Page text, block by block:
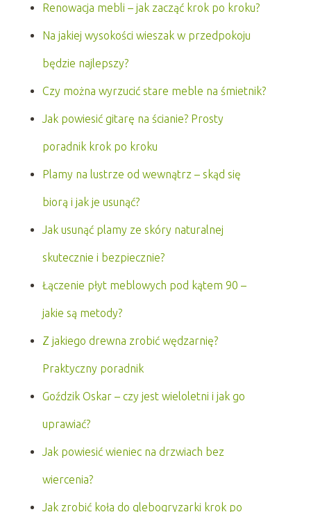
Renowacja mebli – jak zacząć krok po kroku?
Na jakiej wysokości wieszak w przedpokoju
będzie najlepszy?
Czy można wyrzucić stare meble na śmietnik?
Jak powiesić gitarę na ścianie? Prosty
poradnik krok po kroku
Plamy na lustrze od wewnątrz – skąd się
biorą i jak je usunąć?
Jak usunąć plamy ze skóry naturalnej
skutecznie i bezpiecznie?
Łączenie płyt meblowych pod kątem 90 –
jakie są metody?
Z jakiego drewna zrobić wędzarnię?
Praktyczny poradnik
Goździk Oskar – czy jest wieloletni i jak go
uprawiać?
Jak powiesić wieniec na drzwiach bez
wiercenia?
Jak zrobić koła do glebogryzarki krok po